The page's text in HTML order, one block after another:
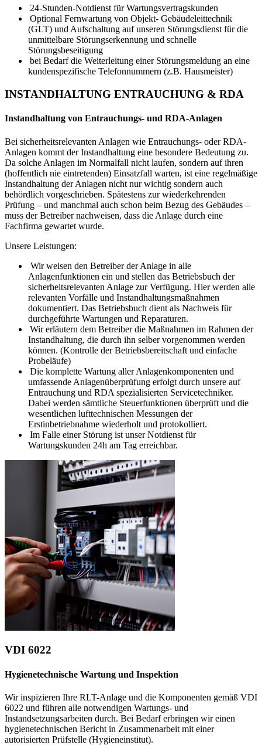
24-Stunden-Notdienst für Wartungsvertragskunden
Optional Fernwartung von Objekt- Gebäudeleittechnik
(GLT) und Aufschaltung auf unseren Störungsdienst für die
unmittelbare Störungserkennung und schnelle
Störungsbeseitigung
bei Bedarf die Weiterleitung einer Störungsmeldung an eine
kundenspezifische Telefonnummern (z.B. Hausmeister)
INSTANDHALTUNG ENTRAUCHUNG & RDA
Instandhaltung von Entrauchungs- und RDA-Anlagen
Bei sicherheitsrelevanten Anlagen wie Entrauchungs- oder RDA-
Anlagen kommt der Instandhaltung eine besondere Bedeutung zu.
Da solche Anlagen im Normalfall nicht laufen, sondern auf ihren
(hoffentlich nie eintretenden) Einsatzfall warten, ist eine regelmäßige
Instandhaltung der Anlagen nicht nur wichtig sondern auch
behördlich vorgeschrieben. Spätestens zur wiederkehrenden
Prüfung – und manchmal auch schon beim Bezug des Gebäudes –
muss der Betreiber nachweisen, dass die Anlage durch eine
Fachfirma gewartet wurde.
Unsere Leistungen:
Wir weisen den Betreiber der Anlage in alle
Anlagenfunktionen ein und stellen das Betriebsbuch der
sicherheitsrelevanten Anlage zur Verfügung. Hier werden alle
relevanten Vorfälle und Instandhaltungsmaßnahmen
dokumentiert. Das Betriebsbuch dient als Nachweis für
durchgeführte Wartungen und Reparaturen.
Wir erläutern dem Betreiber die Maßnahmen im Rahmen der
Instandhaltung, die durch ihn selber vorgenommen werden
können. (Kontrolle der Betriebsbereitschaft und einfache
Probeläufe)
Die komplette Wartung aller Anlagenkomponenten und
umfassende Anlagenüberprüfung erfolgt durch unsere auf
Entrauchung und RDA spezialisierten Servicetechniker.
Dabei werden sämtliche Steuerfunktionen überprüft und die
wesentlichen lufttechnischen Messungen der
Erstinbetriebnahme wiederholt und protokolliert.
Im Falle einer Störung ist unser Notdienst für
Wartungskunden 24h am Tag erreichbar.
VDI 6022
Hygienetechnische Wartung und Inspektion
Wir inspizieren Ihre RLT-Anlage und die Komponenten gemäß VDI
6022 und führen alle notwendigen Wartungs- und
Instandsetzungsarbeiten durch. Bei Bedarf erbringen wir einen
hygienetechnischen Bericht in Zusammenarbeit mit einer
autorisierten Prüfstelle (Hygieneinstitut).